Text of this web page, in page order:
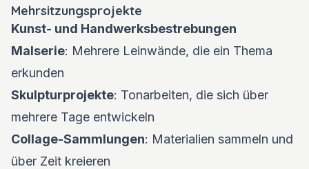
Mehrsitzungsprojekte
Kunst- und Handwerksbestrebungen
Malserie: Mehrere Leinwände, die ein Thema
erkunden
Skulpturprojekte: Tonarbeiten, die sich über
mehrere Tage entwickeln
Collage-Sammlungen: Materialien sammeln und
über Zeit kreieren